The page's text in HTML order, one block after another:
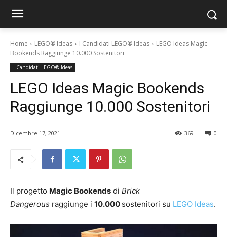
Home LEGO® Ideas I Candidati LEGO® Ideas
LEGO Ideas Magic
Bookends Raggiunge 10.000 Sostenitori
I Candidati LEGO® Ideas
LEGO Ideas Magic Bookends
Raggiunge 10.000 Sostenitori
Dicembre 17, 2021 0
369
Il progetto Magic Bookends di Brick
Dangerous raggiunge i 10.000 sostenitori su LEGO Ideas.